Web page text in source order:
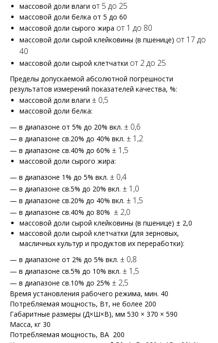
массовой доли влаги от 5 до 25
массовой доли белка от 5 до 60
массовой доли сырого жира от 1 до 80
массовой доли сырой клейковины (в пшенице) от 17 до
40
массовой доли сырой клетчатки от 2 до 25
Пределы допускаемой абсолютной погрешности
результатов измерений показателей качества, %:
массовой доли влаги ± 0,5
массовой доли белка:
— в диапазоне от 5% до 20% вкл. ± 0,6
— в диапазоне св.20% до 40% вкл. ± 1,2
— в диапазоне св.40% до 60% ± 1,5
массовой доли сырого жира:
— в диапазоне 1% до 5% вкл. ± 0,4
— в диапазоне св.5% до 20% вкл. ± 1,0
— в диапазоне св.20% до 40% вкл. ± 1,5
— в диапазоне св.40% до 80% ± 2,0
массовой доли сырой клейковины (в пшенице) ± 2,0
массовой доли сырой клетчатки (для зерновых,
масличных культур и продуктов их переработки):
— в диапазоне от 2% до 5% вкл. ± 0,8
— в диапазоне св.5% до 10% вкл. ± 1,5
— в диапазоне св.10% до 25% ± 2,5
Время установления рабочего режима, мин. 40
Потребляемая мощность, Вт, не более 200
Габаритные размеры (Д×Ш×В), мм 530 × 370 × 590
Масса, кг 30
Потребляемая мощность, ВА 200